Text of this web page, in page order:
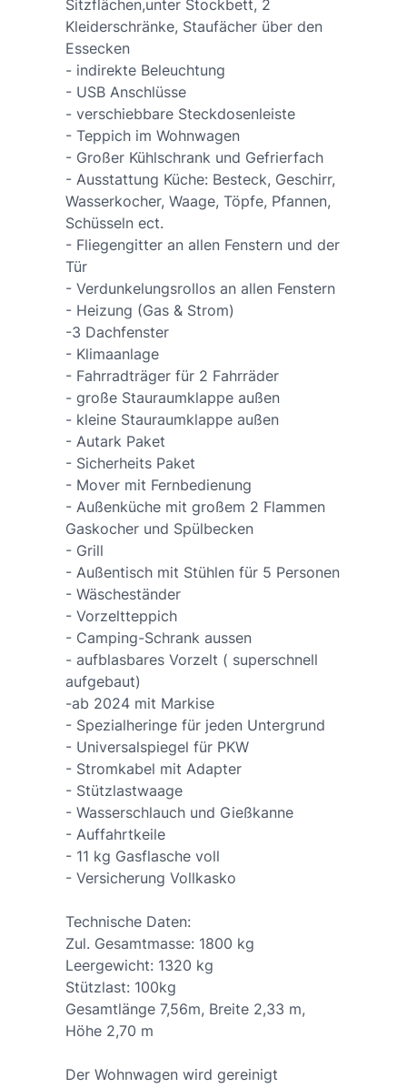
Sitzflächen,unter Stockbett, 2
Kleiderschränke, Staufächer über den
Essecken
- indirekte Beleuchtung
- USB Anschlüsse
- verschiebbare Steckdosenleiste
- Teppich im Wohnwagen
- Großer Kühlschrank und Gefrierfach
- Ausstattung Küche: Besteck, Geschirr,
Wasserkocher, Waage, Töpfe, Pfannen,
Schüsseln ect.
- Fliegengitter an allen Fenstern und der
Tür
- Verdunkelungsrollos an allen Fenstern
- Heizung (Gas & Strom)
-3 Dachfenster
- Klimaanlage
- Fahrradträger für 2 Fahrräder
- große Stauraumklappe außen
- kleine Stauraumklappe außen
- Autark Paket
- Sicherheits Paket
- Mover mit Fernbedienung
- Außenküche mit großem 2 Flammen
Gaskocher und Spülbecken
- Grill
- Außentisch mit Stühlen für 5 Personen
- Wäscheständer
- Vorzeltteppich
- Camping-Schrank aussen
- aufblasbares Vorzelt ( superschnell
aufgebaut)
-ab 2024 mit Markise
- Spezialheringe für jeden Untergrund
- Universalspiegel für PKW
- Stromkabel mit Adapter
- Stützlastwaage
- Wasserschlauch und Gießkanne
- Auffahrtkeile
- 11 kg Gasflasche voll
- Versicherung Vollkasko
Technische Daten:
Zul. Gesamtmasse: 1800 kg
Leergewicht: 1320 kg
Stützlast: 100kg
Gesamtlänge 7,56m, Breite 2,33 m,
Höhe 2,70 m
Der Wohnwagen wird gereinigt